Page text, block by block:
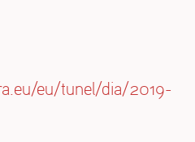
eu/tunel/dia/2019-